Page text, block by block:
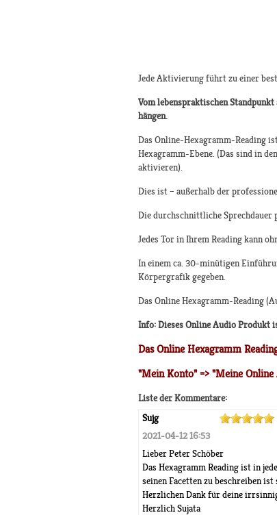
Jede Aktivierung führt zu einer
Vom lebenspraktischen
hängen.
Das Online-Hexagramm-Reading
Hexagramm-Ebene. (Das sind in
aktivieren).
Dies ist – außerhalb der
Die durchschnittliche Sprechdauer
Jedes Tor in Ihrem Reading kann
In einem ca. 30-minütigen
Körpergrafik gegeben.
Das Online Hexagramm-Reading
Info: Dieses Online Audio Produkt
Das Online Hexagramm
"Mein Konto" => "Meine Online
Liste der Kommentare:
Sujg
2021-04-12 16:53
Lieber Peter Schöber
Das Hexagramm Reading ist in
seinen Facetten zu beschreiben
Herzlichen Dank für deine
Herzlich Sujata